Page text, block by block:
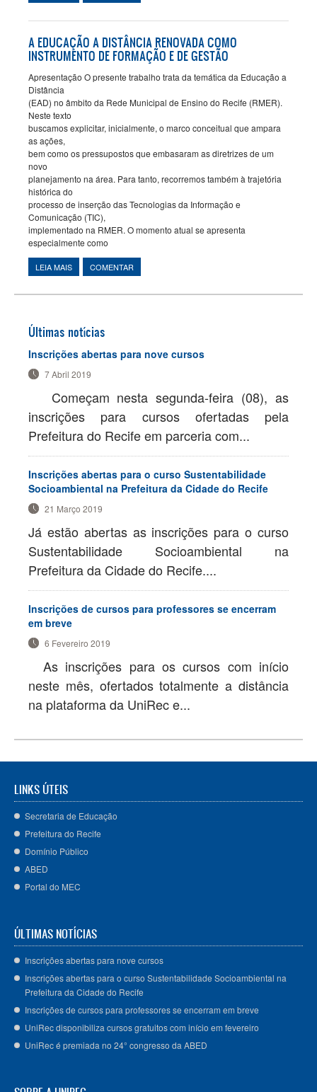
MUNICIPAL DE ENSINO DO RECIFE
A EDUCAÇÃO A DISTÂNCIA RENOVADA COMO
INSTRUMENTO DE FORMAÇÃO E DE GESTÃO
Apresentação O presente trabalho trata da temática da Educação a
Distância
(EAD) no âmbito da Rede Municipal de Ensino do Recife (RMER).
Neste texto
buscamos explicitar, inicialmente, o marco conceitual que ampara
as ações,
bem como os pressupostos que embasaram as diretrizes de um
novo
planejamento na área. Para tanto, recorremos também à trajetória
histórica do
processo de inserção das Tecnologias da Informação e
Comunicação (TIC),
implementado na RMER. O momento atual se apresenta
especialmente como
LEIA MAIS SOBRE A EDUCAÇÃO A DISTÂNCIA RENOVADA COMO
COMENTAR
Últimas notícias
Inscrições abertas para nove cursos
7 Abril 2019
Começam nesta segunda-feira (08), as
inscrições para cursos ofertadas pela
Prefeitura do Recife em parceria com...
Inscrições abertas para o curso Sustentabilidade
Socioambiental na Prefeitura da Cidade do Recife
21 Março 2019
Já estão abertas as inscrições para o curso
Sustentabilidade Socioambiental na
Prefeitura da Cidade do Recife....
Inscrições de cursos para professores se encerram
em breve
6 Fevereiro 2019
As inscrições para os cursos com início
neste mês, ofertados totalmente a distância
na plataforma da UniRec e...
LINKS ÚTEIS
Secretaria de Educação
Prefeitura do Recife
Domínio Público
ABED
Portal do MEC
ÚLTIMAS NOTÍCIAS
Inscrições abertas para nove cursos
Inscrições abertas para o curso Sustentabilidade Socioambiental na
Prefeitura da Cidade do Recife
Inscrições de cursos para professores se encerram em breve
UniRec disponibiliza cursos gratuitos com início em fevereiro
UniRec é premiada no 24° congresso da ABED